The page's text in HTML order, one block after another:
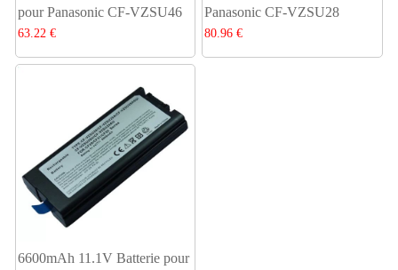
pour Panasonic CF-VZSU46
63.22 €
Panasonic CF-VZSU28
80.96 €
6600mAh 11.1V Batterie pour